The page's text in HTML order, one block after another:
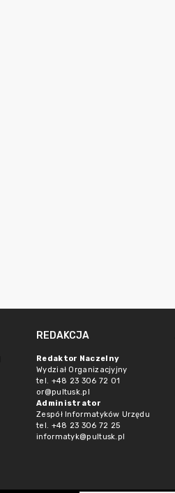
REDAKCJA
Redaktor Naczelny
Wydział Organizacjyjny
tel. +48 23 306 72 01
or@pultusk.pl
Administrator
Zespół Informatyków Urzędu
tel. +48 23 306 72 25
informatyk@pultusk.pl